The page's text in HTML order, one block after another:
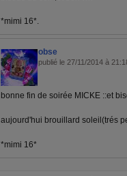
*mimi 16*.
obse
publié le 27/11/2014 à
bonne fin de soirée MICKE ::et
aujourd'hui brouillard soleil(trés
*mimi 16*